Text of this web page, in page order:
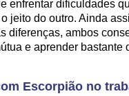
enfrentar dificuldades
jeito do outro. Ainda
diferenças, ambos
e aprender bastante
Escorpião no